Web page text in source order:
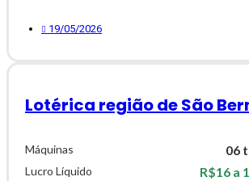
19/05/2026
Lotérica região de São
Máquinas 06
Lucro Líquido R$16 a